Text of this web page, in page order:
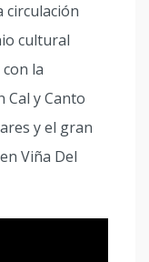
circulación
cultural
la
Cal y Canto
y el gran
Viña Del